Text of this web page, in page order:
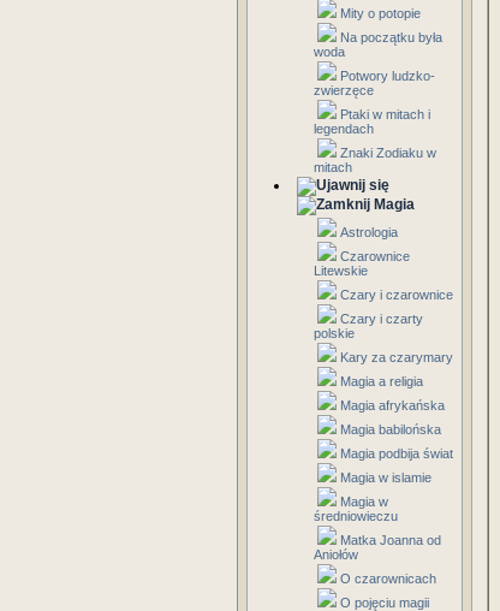
Mity o potopie
Na początku była
woda
Potwory ludzko-
zwierzęce
Ptaki w mitach i
legendach
Znaki Zodiaku w
mitach
Magia
Astrologia
Czarownice
Litewskie
Czary i czarownice
Czary i czarty
polskie
Kary za czarymary
Magia a religia
Magia afrykańska
Magia babilońska
Magia podbija świat
Magia w islamie
Magia w
średniowieczu
Matka Joanna od
Aniołów
O czarownicach
O pojęciu magii